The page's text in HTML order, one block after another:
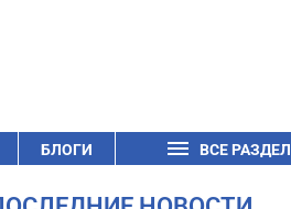
БЛОГИ ВСЕ